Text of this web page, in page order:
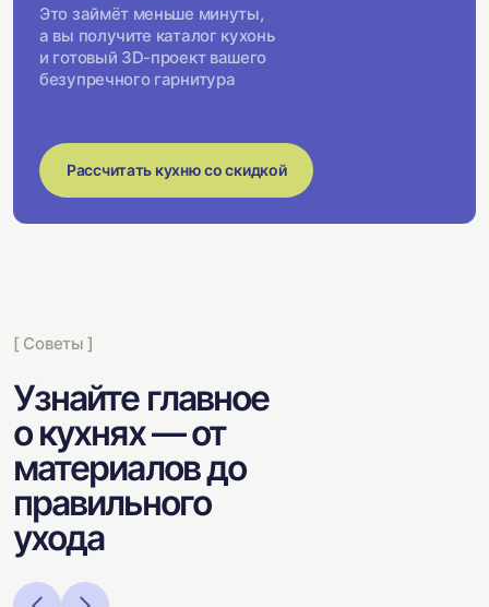
Это займёт меньше минуты,
а вы получите каталог кухонь
и готовый 3D-проект вашего
безупречного гарнитура
Рассчитать кухню со скидкой
[ Советы ]
Узнайте главное
о кухнях — от
материалов до
правильного
ухода